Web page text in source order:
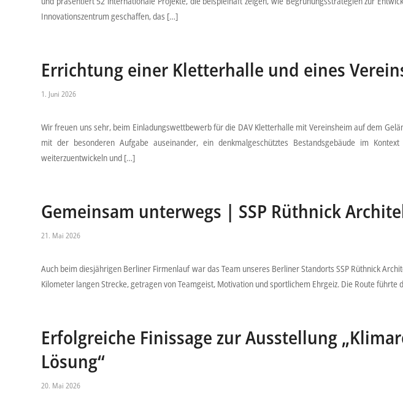
Innovationszentrum geschaffen, das […]
Errichtung einer Kletterhalle und eines
1. Juni 2026
Wir freuen uns sehr, beim Einladungswettbewerb für die DAV Kletterhalle mit Vereinsheim auf dem
mit der besonderen Aufgabe auseinander, ein denkmalgeschütztes Bestandsgebäude im
weiterzuentwickeln und […]
Gemeinsam unterwegs | SSP Rüthnick
21. Mai 2026
Auch beim diesjährigen Berliner Firmenlauf war das Team unseres Berliner Standorts SSP Rüthnick
Kilometer langen Strecke, getragen von Teamgeist, Motivation und sportlichem Ehrgeiz. Die Route
Erfolgreiche Finissage zur Ausstellung
Lösung“
20. Mai 2026